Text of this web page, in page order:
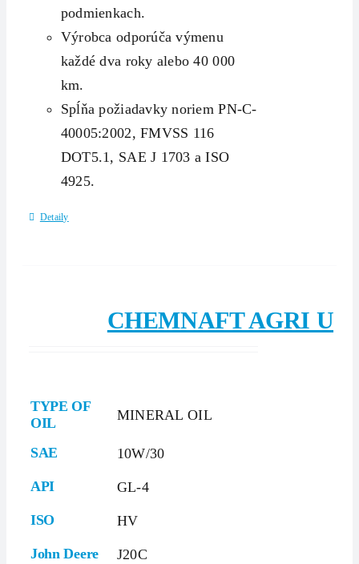
podmienkach.
Výrobca odporúča výmenu
každé dva roky alebo 40 000
km.
Spĺňa požiadavky noriem PN-C-
40005:2002, FMVSS 116
DOT5.1, SAE J 1703 a ISO
4925.
Detaily
CHEMNAFT AGRI U
TYPE OF
OIL
MINERAL OIL
SAE 10W/30
API GL-4
ISO HV
John Deere
J20C